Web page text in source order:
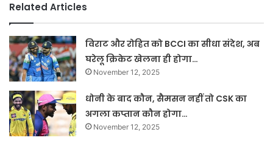
Related Articles
विराट और रोहित को BCCI का सीधा संदेश, अब
घरेलू क्रिकेट खेलना ही होगा…
November 12, 2025
धोनी के बाद कौन, सैमसन नहीं तो CSK का
अगला कप्तान कौन होगा…
November 12, 2025